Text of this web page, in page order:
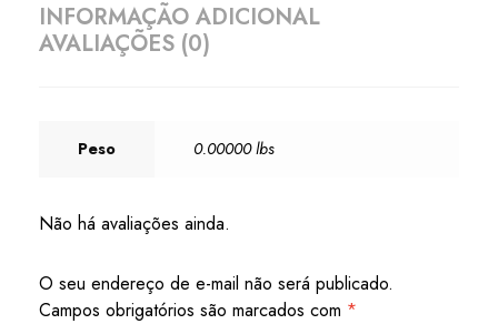
INFORMAÇÃO ADICIONAL
AVALIAÇÕES (0)
Peso 0.00000 lbs
Não há avaliações ainda.
O seu endereço de e-mail não será publicado.
Campos obrigatórios são marcados com *